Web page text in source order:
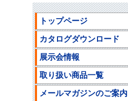
トップページ
カタログダウンロード
展示会情報
取り扱い商品一覧
メールマガジンのご案内